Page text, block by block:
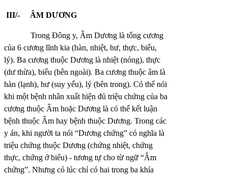
III/- ÂM DƯƠNG
Trong Đông y, Âm Dương là tổng cương
của 6 cương lĩnh kia (hàn, nhiệt, hư, thực, biểu,
lý). Ba cương thuộc Dương là nhiệt (nóng), thực
(dư thừa), biểu (bên ngoài). Ba cương thuộc âm là
hàn (lạnh), hư (suy yếu), lý (bên trong). Có thể nói
khi một bệnh nhân xuất hiện đủ triệu chứng của ba
cương thuộc Âm hoặc Dương là có thể kết luận
bệnh thuộc Âm hay bệnh thuộc Dương. Trong các
y án, khi người ta nói “Dương chứng” có nghĩa là
triệu chứng thuộc Dương (chứng nhiệt, chứng
thực, chứng ở biểu) - tương tự cho từ ngữ “Âm
chứng”. Nhưng có lúc chỉ có hai trong ba khía